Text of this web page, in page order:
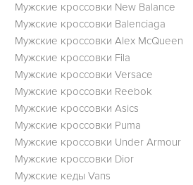
Мужские кроссовки New Balance
Мужские кроссовки Balenciaga
Мужские кроссовки Alex McQueen
Мужские кроссовки Fila
Мужские кроссовки Versace
Мужские кроссовки Reebok
Мужские кроссовки Asics
Мужские кроссовки Puma
Мужские кроссовки Under Armour
Мужские кроссовки Dior
Мужские кеды Vans